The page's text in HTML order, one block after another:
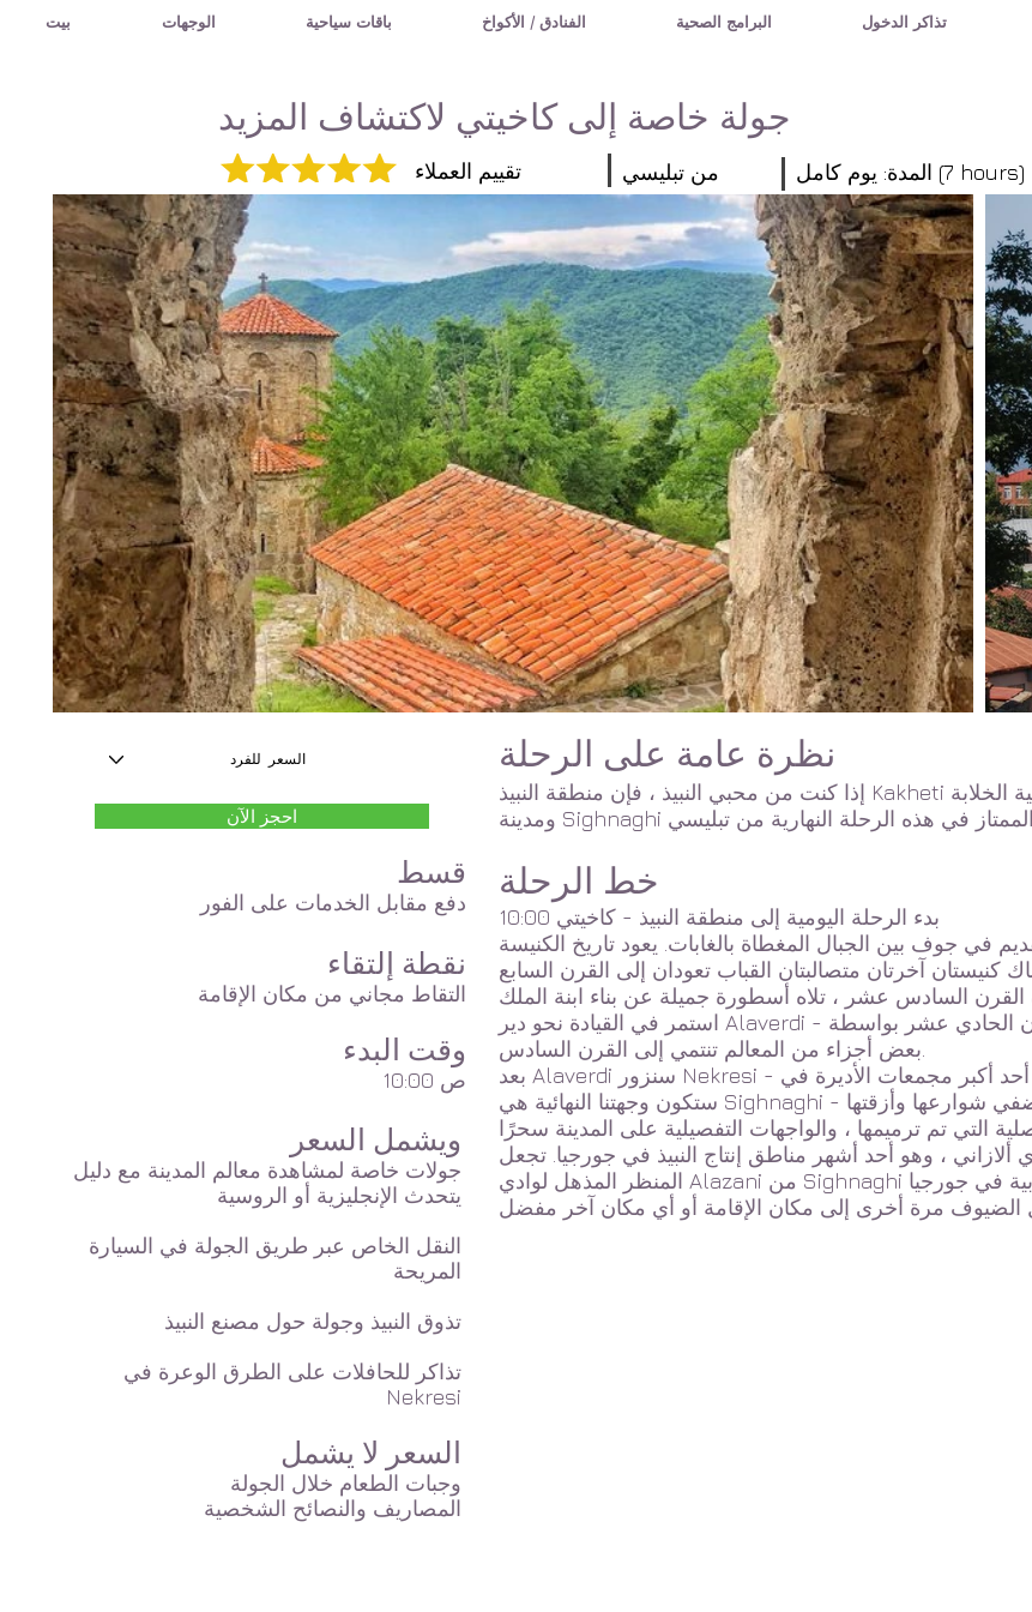
بيت الوجهات باقات سياحية الفنادق / الأكواخ البرامج الصحية تذاكر الدخول
جولة خاصة إلى كاخيتي لاكتشاف المزيد
تقييم العملاء من تبليسي المدة: يوم كامل (7 hours)
احجز الآن
قسط
دفع مقابل الخدمات على الفور
نقطة إلتقاء
التقاط مجاني من مكان الإقامة
وقت البدء
10:00 ص
ويشمل السعر
جولات خاصة لمشاهدة معالم المدينة مع دليل
يتحدث الإنجليزية أو الروسية
النقل الخاص عبر طريق الجولة في السيارة
المريحة
تذوق النبيذ وجولة حول مصنع النبيذ
تذاكر للحافلات على الطرق الوعرة في
Nekresi
السعر لا يشمل
وجبات الطعام خلال الجولة
المصاريف والنصائح الشخصية
نظرة عامة على الرحلة
إذا كنت من محبي النبيذ ، فإن منطقة النبيذ Kakheti في جورجيا في انتظارك. اكتشف المناظر الطبيعية الخلابة
خط الرحلة
10:00 بدء الرحلة اليومية إلى منطقة النبيذ - كاخيتي
في جوف بين الجبال المغطاة بالغابات. يعود تاريخ الكنيسة
استمر في القيادة نحو دير Alaverdi - دير بارتفاع 55 مترًا تم بناؤه في القرن الحادي عشر بواسطة Kvirike III ،
ستكون وجهتنا النهائية هي Sighnaghi - المدينة التي تتمتع بمواقع تاريخية وثقافية مهمة. تضفي شوارعها وأزقتها
التي تم ترميمها ، والواجهات التفصيلية على المدينة سحرًا
، وهو أحد أشهر مناطق إنتاج النبيذ في جورجيا. تجعل